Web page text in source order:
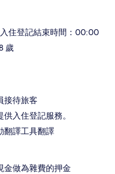
住登記結束時間：00:00
歲
接待旅客
入住登記服務。
翻譯工具翻譯
金做為雜費的押金